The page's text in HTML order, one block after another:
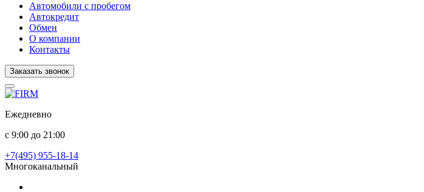
Автомобили с пробегом
Автокредит
Обмен
О компании
Контакты
Заказать звонок
Ежедневно
с 9:00 до 21:00
+7(495) 955-18-14
Многоканальный